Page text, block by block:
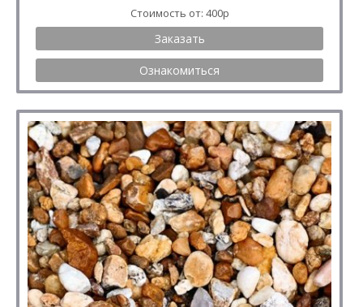
Стоимость от: 400р
Заказать
Ознакомиться